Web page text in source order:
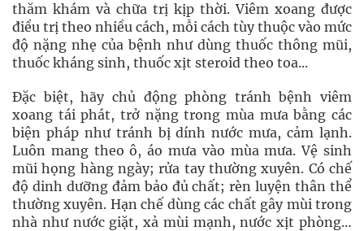
thăm khám và chữa trị kịp thời. Viêm xoang được
điều trị theo nhiều cách, mỗi cách tùy thuộc vào mức
độ nặng nhẹ của bệnh như dùng thuốc thông mũi,
thuốc kháng sinh, thuốc xịt steroid theo toa...
Đặc biệt, hãy chủ động phòng tránh bệnh viêm
xoang tái phát, trở nặng trong mùa mưa bằng các
biện pháp như tránh bị dính nước mưa, cảm lạnh.
Luôn mang theo ô, áo mưa vào mùa mưa. Vệ sinh
mũi họng hàng ngày; rửa tay thường xuyên. Có chế
độ dinh dưỡng đảm bảo đủ chất; rèn luyện thân thể
thường xuyên. Hạn chế dùng các chất gây mùi trong
nhà như nước giặt, xả mùi mạnh, nước xịt phòng…